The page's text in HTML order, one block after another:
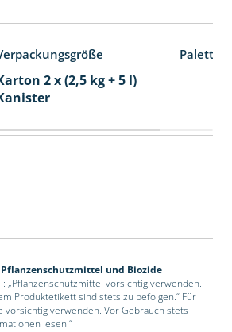
2 x (2,5 kg + 5 l)
und Biozide
„Pflanzenschutzmittel vorsichtig verwenden.
Produktetikett sind stets zu befolgen.“ Für
vorsichtig verwenden. Vor Gebrauch stets
lesen.“